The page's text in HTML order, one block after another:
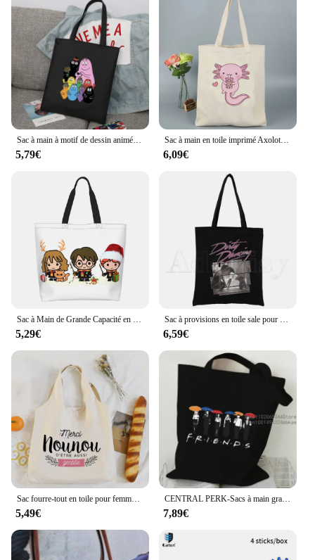
Sac à main à motif de dessin animé pour femmes et filles, sac de Shopping en tissu réutilisable, sac Harajuku, fourre-tout en toile pour étudiants
5,79€
Sac à main en toile imprimé Axolotl pour femmes, fourre-tout mignon, sac à cuillère à soupe, grande capacité, mode Harajuku, amoureux, sac initié par les adolescents
6,09€
Sac à Main de Grande Capacité en Toile pour Cosplay Magicien, Fourre-Tout, Magique, Sorcellerie
5,29€
Sac à provisions en toile sale pour hommes et femmes, sacs de voyage unisexes, impression de conception originale, blanc, noir, mode
6,59€
Sac fourre-tout en toile pour femme, sacs à main Harajuku pour femme, sacs à provisions réutilisables, cadeau Thank You Nounou, initié à l'impression française
5,49€
CENTRAL PERK-Sacs à main graphiques pour femmes, fourre-tout en toile, sac imprimé Friends TV Show, mode initiée
7,89€